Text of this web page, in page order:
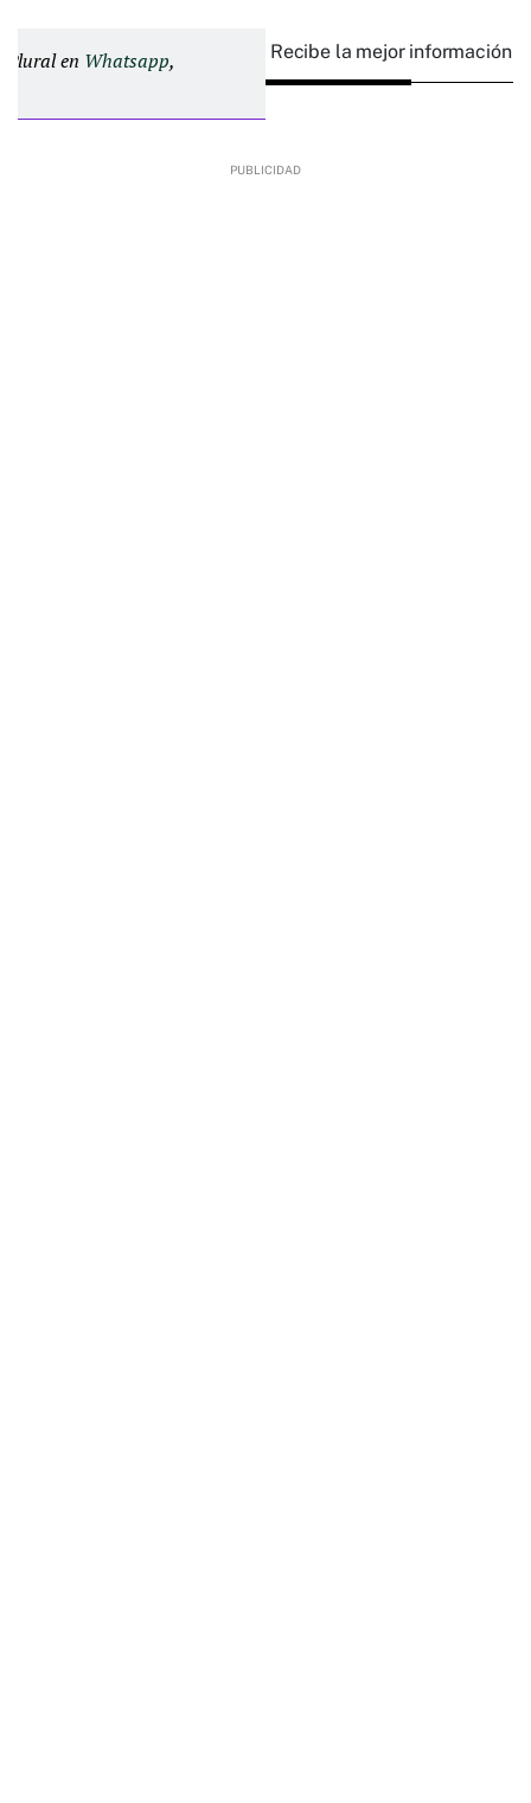
Plural en Whatsapp, Recibe la mejor información